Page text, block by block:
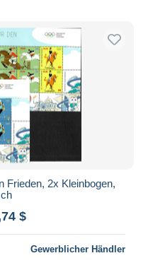
Frieden, 2x Kleinbogen,
$
Gewerblicher Händler